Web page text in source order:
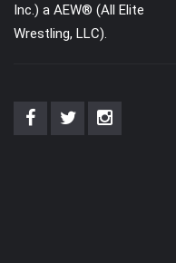
Inc.) a AEW® (All Elite
Wrestling, LLC).